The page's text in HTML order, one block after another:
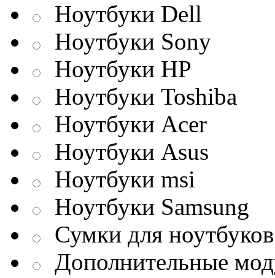
Ноутбуки Dell
Ноутбуки Sony
Ноутбуки HP
Ноутбуки Toshiba
Ноутбуки Acer
Ноутбуки Asus
Ноутбуки msi
Ноутбуки Samsung
Сумки для ноутбуков
Дополнительные